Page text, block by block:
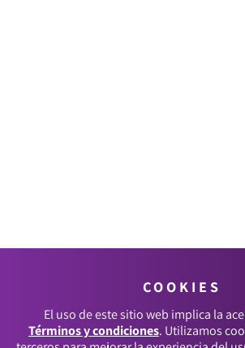
COOKIES
El uso de este sitio web implica la
Términos y condiciones. Utilizamos